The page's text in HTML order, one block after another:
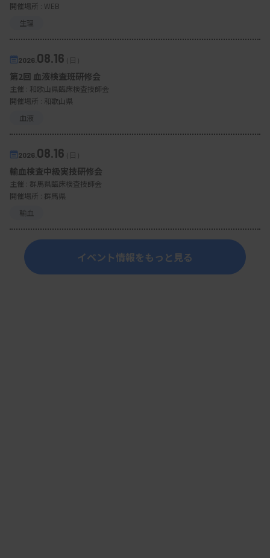
開催場所 : WEB
生理
2026. 08.16（日）
第2回 血液検査班研修会
主催 : 和歌山県臨床検査技師会
開催場所 : 和歌山県
血液
2026. 08.16（日）
輸血検査中級実技研修会
主催 : 群馬県臨床検査技師会
開催場所 : 群馬県
輸血
イベント情報をもっと見る